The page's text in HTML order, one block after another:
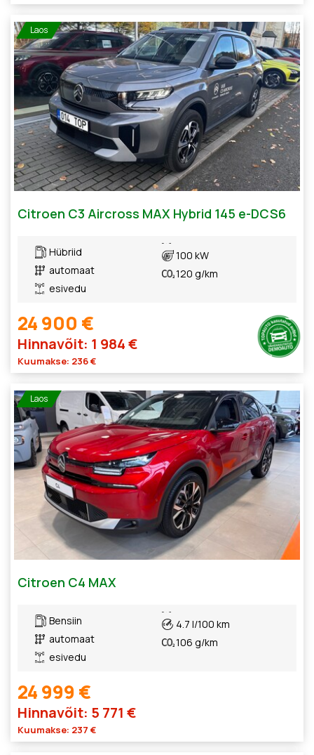
Laos
Citroen C3 Aircross MAX Hybrid 145 e-DCS6
Hübriid
automaat
esivedu
100 kW
120 g/km
24 900 €
Hinnavõit: 1 984 €
Kuumakse: 236 €
Laos
Citroen C4 MAX
Bensiin
automaat
esivedu
4.7 l/100 km
106 g/km
24 999 €
Hinnavõit: 5 771 €
Kuumakse: 237 €